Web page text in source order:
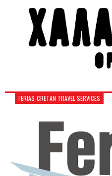
FERIAS-CRETAN TRAVEL SERVICES